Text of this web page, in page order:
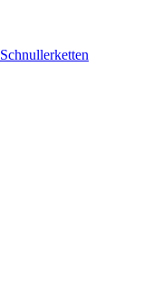
Schnullerketten